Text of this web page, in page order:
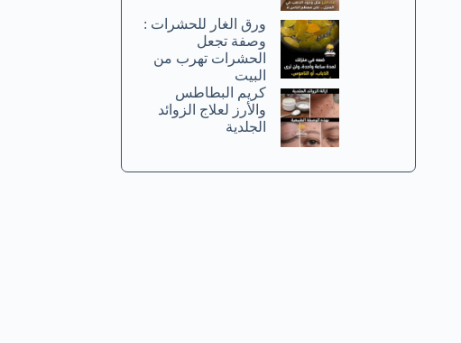
ورق الغار للحشرات :
وصفة تجعل
الحشرات تهرب من
البيت
كريم البطاطس
والأرز لعلاج الزوائد
الجلدية